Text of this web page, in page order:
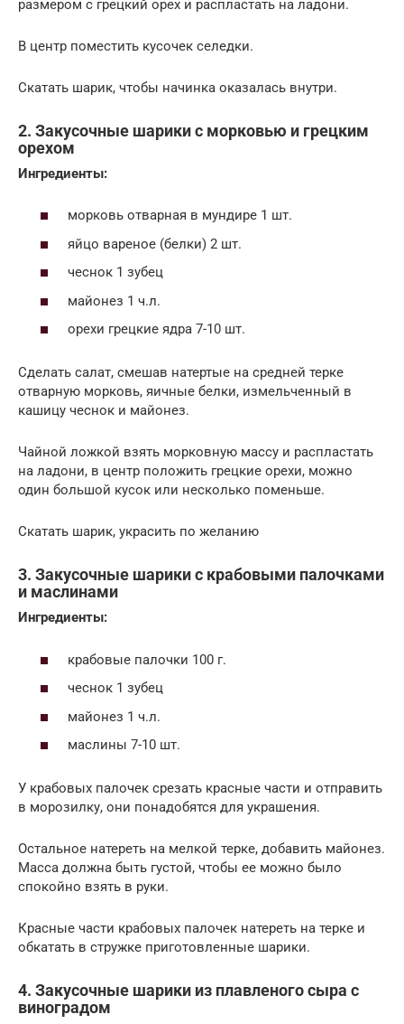
размером с грецкий орех и распластать на ладони.
В центр поместить кусочек селедки.
Скатать шарик, чтобы начинка оказалась внутри.
2. Закусочные шарики с морковью и грецким
орехом
Ингредиенты:
морковь отварная в мундире 1 шт.
яйцо вареное (белки) 2 шт.
чеснок 1 зубец
майонез 1 ч.л.
орехи грецкие ядра 7-10 шт.
Сделать салат, смешав натертые на средней терке
отварную морковь, яичные белки, измельченный в
кашицу чеснок и майонез.
Чайной ложкой взять морковную массу и распластать
на ладони, в центр положить грецкие орехи, можно
один большой кусок или несколько поменьше.
Скатать шарик, украсить по желанию
3. Закусочные шарики с крабовыми палочками
и маслинами
Ингредиенты:
крабовые палочки 100 г.
чеснок 1 зубец
майонез 1 ч.л.
маслины 7-10 шт.
У крабовых палочек срезать красные части и отправить
в морозилку, они понадобятся для украшения.
Остальное натереть на мелкой терке, добавить майонез.
Масса должна быть густой, чтобы ее можно было
спокойно взять в руки.
Красные части крабовых палочек натереть на терке и
обкатать в стружке приготовленные шарики.
4. Закусочные шарики из плавленого сыра с
виноградом